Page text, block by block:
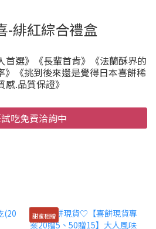
-緋紅綜合禮盒
首選》《長輩首肯》《法蘭酥界的
》《挑到後來還是覺得日本喜餅稀
感.品質保證》
吃免費洽詢中
甜蜜相贈